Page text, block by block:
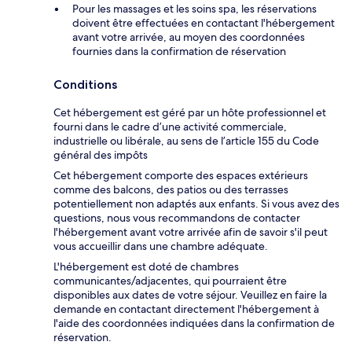
Pour les massages et les soins spa, les réservations
doivent être effectuées en contactant l'hébergement
avant votre arrivée, au moyen des coordonnées
fournies dans la confirmation de réservation
Conditions
Cet hébergement est géré par un hôte professionnel et
fourni dans le cadre d’une activité commerciale,
industrielle ou libérale, au sens de l’article 155 du Code
général des impôts
Cet hébergement comporte des espaces extérieurs
comme des balcons, des patios ou des terrasses
potentiellement non adaptés aux enfants. Si vous avez des
questions, nous vous recommandons de contacter
l'hébergement avant votre arrivée afin de savoir s'il peut
vous accueillir dans une chambre adéquate.
L'hébergement est doté de chambres
communicantes/adjacentes, qui pourraient être
disponibles aux dates de votre séjour. Veuillez en faire la
demande en contactant directement l'hébergement à
l'aide des coordonnées indiquées dans la confirmation de
réservation.